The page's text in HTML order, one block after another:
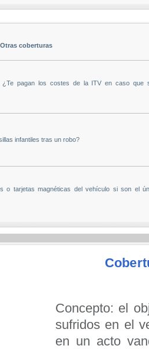
Otras coberturas
pagan los costes de la ITV en caso que
infantiles tras un robo?
o tarjetas magnéticas del vehículo si son el
Concepto: el
sufridos en el
en un acto